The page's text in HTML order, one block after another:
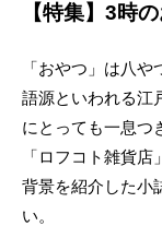
【特集】3時
「おやつ」は八
語源といわれる江
にとっても一息つ
「ロフコト雑貨
背景を紹介した小
い。